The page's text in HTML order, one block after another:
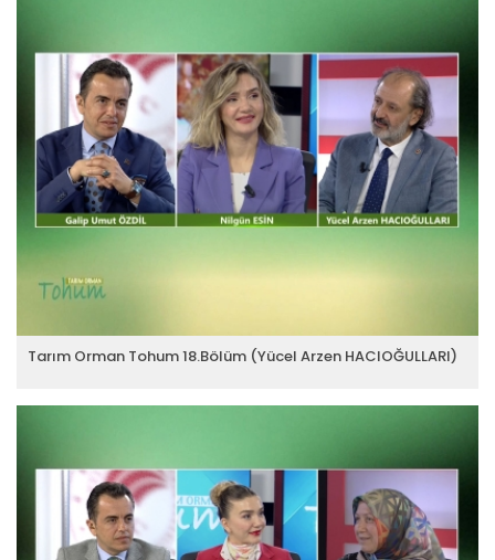
Tarım Orman Tohum 18.Bölüm (Yücel Arzen HACIOĞULLARI)